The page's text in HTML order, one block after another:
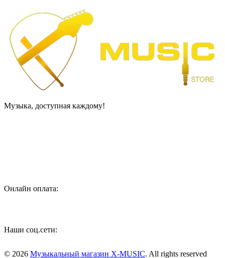
Музыка, доступная каждому!
Онлайн оплата:
Наши соц.сети:
© 2026 Музыкальный магазин X-MUSIC. All rights reserved